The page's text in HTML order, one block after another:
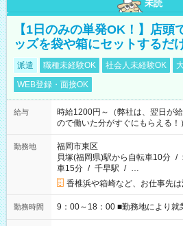
未読
【1日のみの単発OK！】店頭
ッズを袋や箱にセットするだ
派遣 職種未経験OK 社会人未経験OK
WEB登録・面接OK
給与
時給1200円～（弊社は、翌日が
ので働いた分がすぐにもらえる！）
勤務地
福岡市東区
貝塚(福岡県)駅から自転車10分 /
車15分 / 千早駅 / …
香椎浜や箱崎など、お仕事先は
勤務時間 9：00～18：00 ■勤務地により就